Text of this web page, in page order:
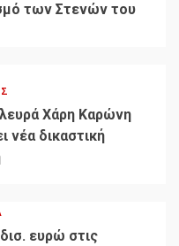
των Στενών του
Χάρη Καρώνη
νέα δικαστική
ευρώ στις